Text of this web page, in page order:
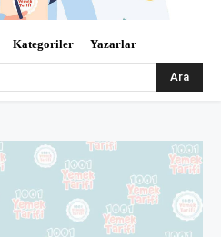
Kategoriler Yazarlar
Ara